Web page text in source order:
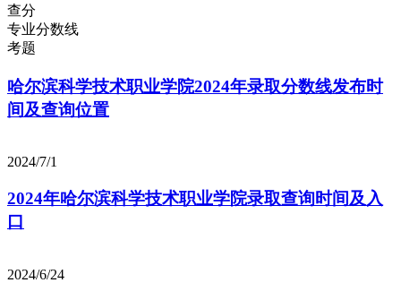
查分
专业分数线
考题
哈尔滨科学技术职业学院2024年录取分数线发布时
间及查询位置
2024/7/1
2024年哈尔滨科学技术职业学院录取查询时间及入
口
2024/6/24